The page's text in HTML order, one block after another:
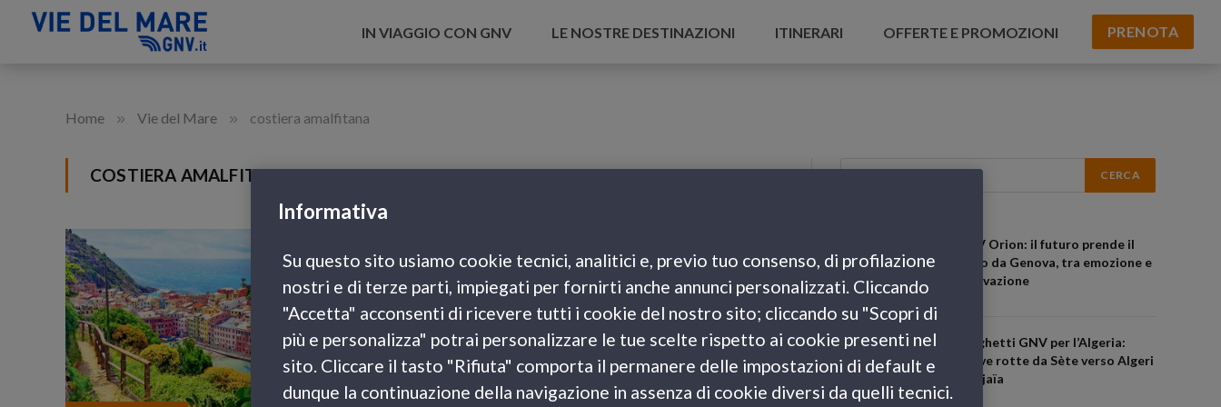
IN VIAGGIO CON GNV LE NOSTRE DESTINAZIONI ITINERARI OFFERTE E PROMOZIONI PRENOTA
Home » Vie del Mare » costiera amalfitana
COSTIERA AMALFITANA
GNV Orion: il futuro prende il
largo da Genova, tra emozione e
innovazione
Traghetti GNV per l’Algeria:
nuove rotte da Sète verso Algeri
e Béjaïa
Informativa
Su questo sito usiamo cookie tecnici, analitici e, previo tuo consenso, di profilazione
nostri e di terze parti, impiegati per fornirti anche annunci personalizzati. Cliccando
"Accetta" acconsenti di ricevere tutti i cookie del nostro sito; cliccando su "Scopri di
più e personalizza" potrai personalizzare le tue scelte rispetto ai cookie presenti nel
sito. Cliccare il tasto "Rifiuta" comporta il permanere delle impostazioni di default e
dunque la continuazione della navigazione in assenza di cookie diversi da quelli tecnici.